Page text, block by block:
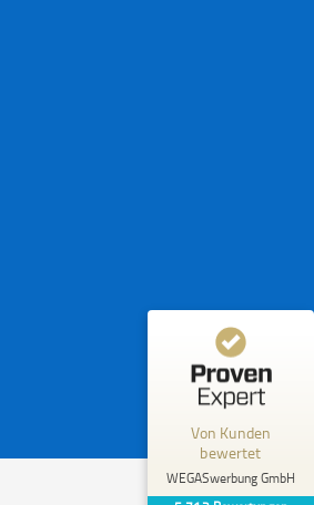
Von Kunden
bewertet
WEGASwerbung GmbH
Bewertungen auf
ProvenExpert.com
Blick aufs ProvenExpert-Profil werfen
R.
Meine absolute Empfehlung! Vom
Erstkontakt bis zur professionellen